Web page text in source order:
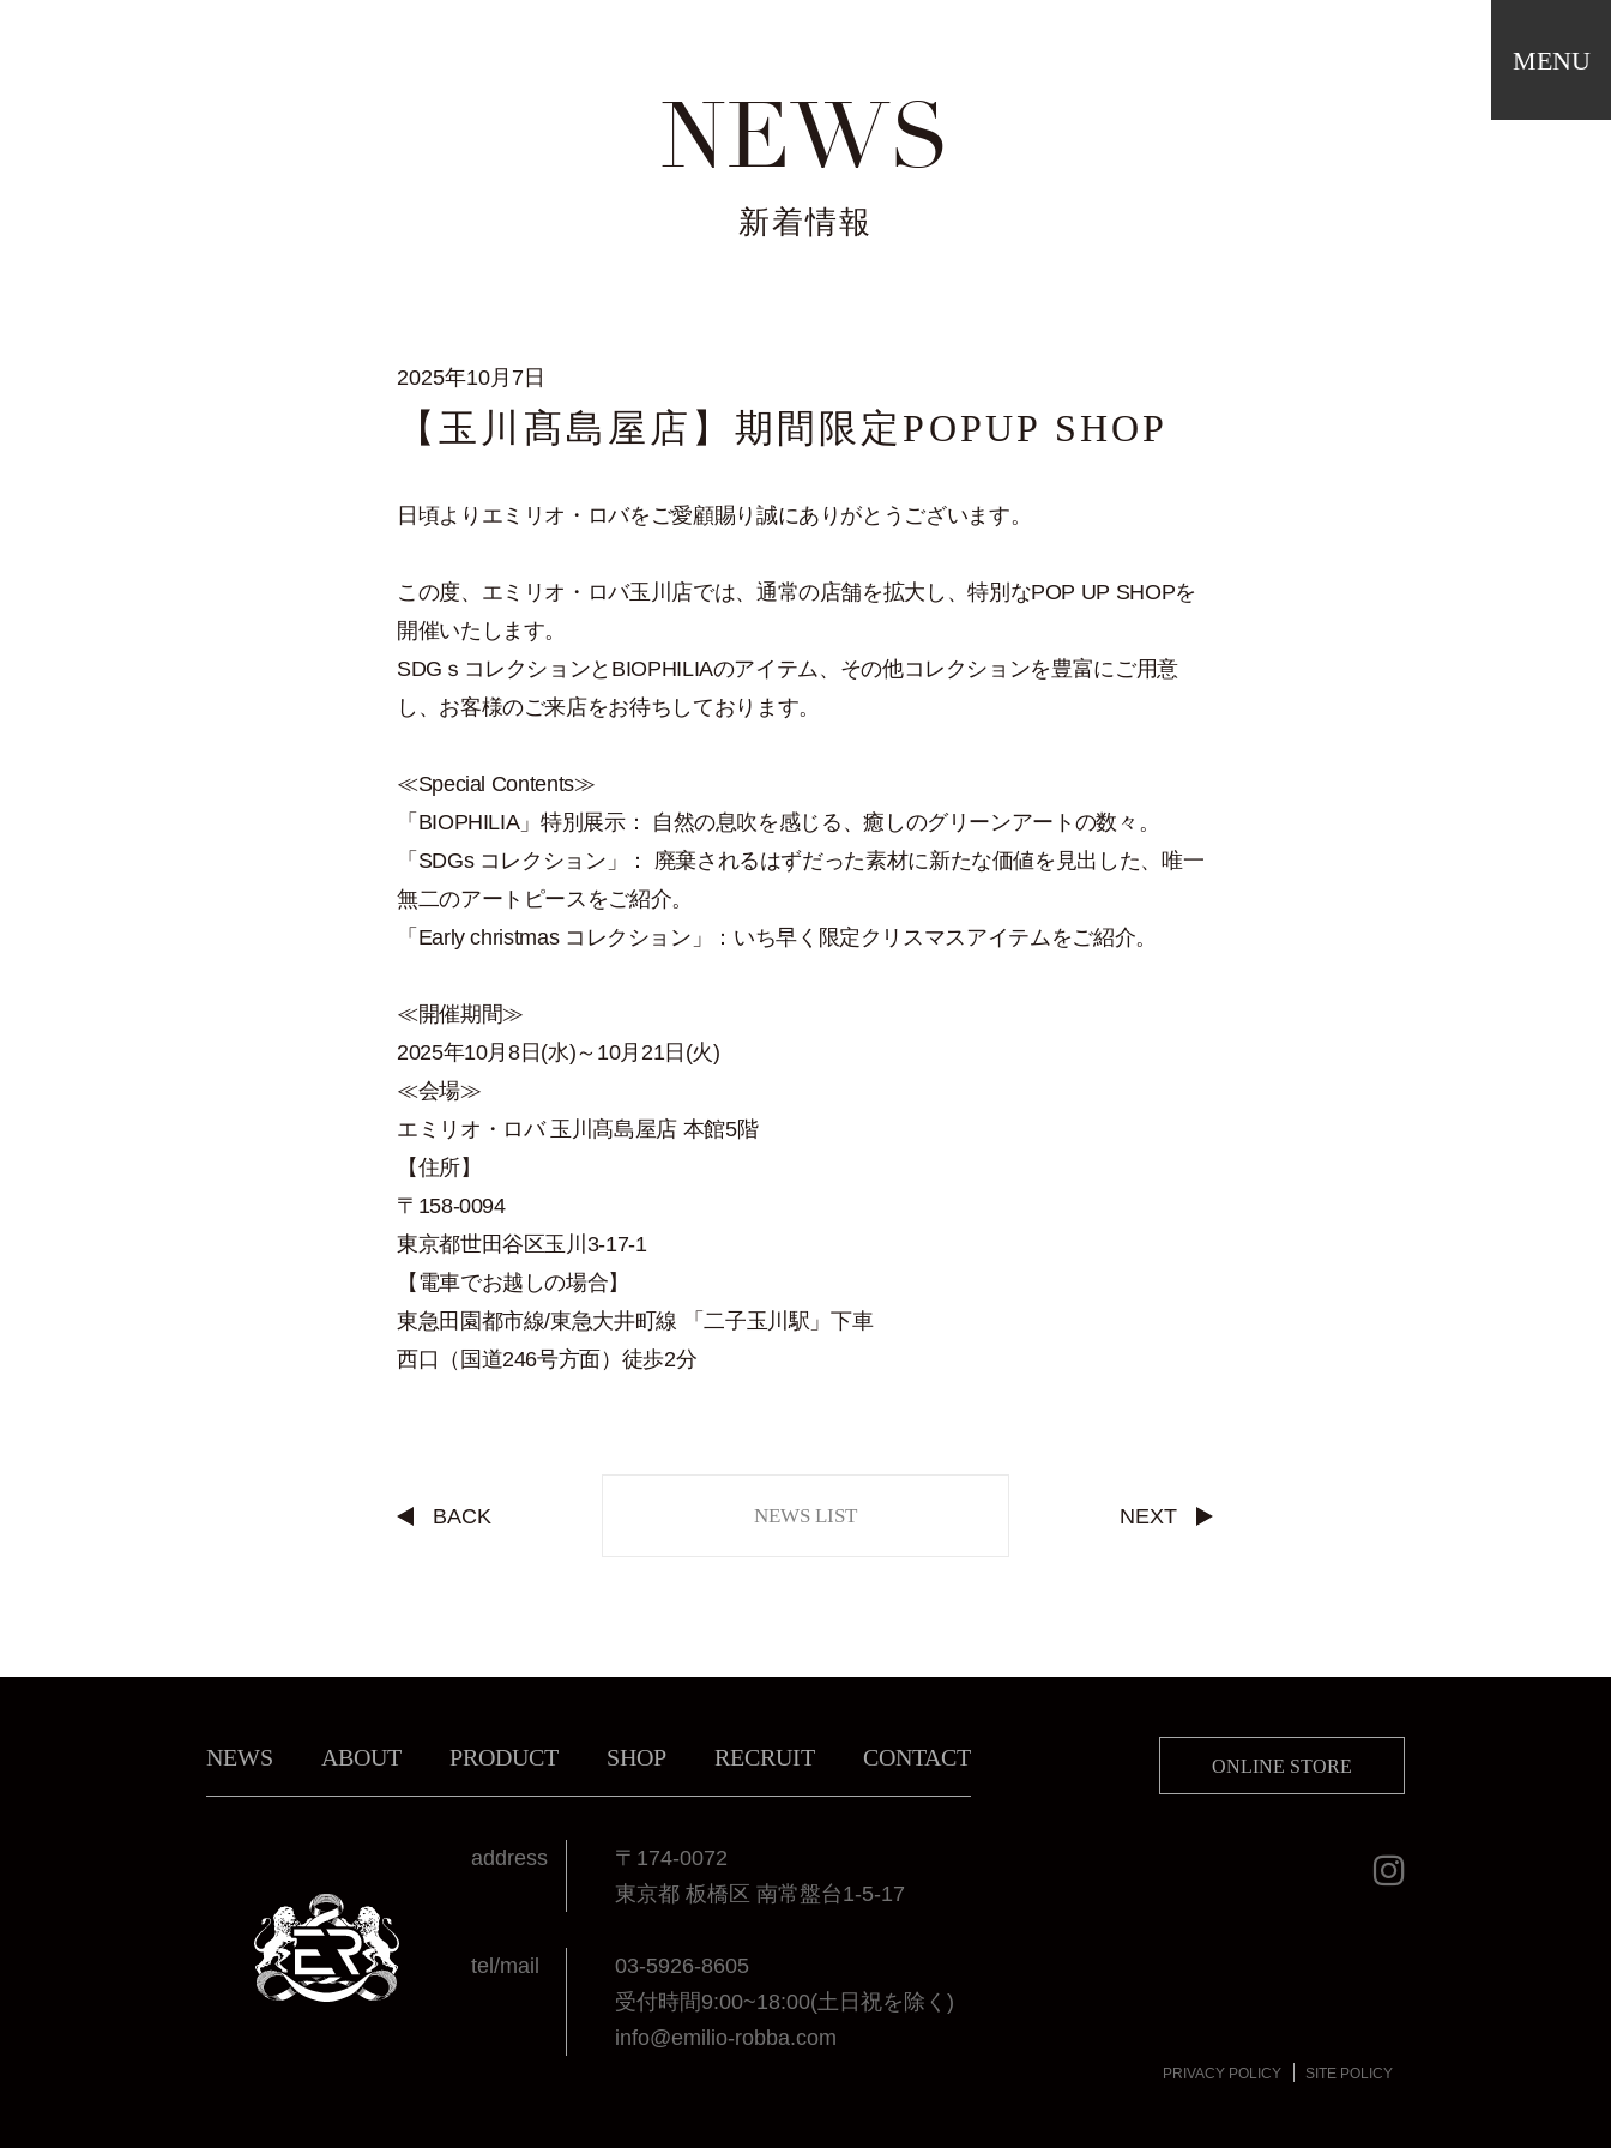
MENU
NEWS
新着情報
2025年10月7日
【玉川髙島屋店】期間限定POPUP SHOP
日頃よりエミリオ・ロバをご愛顧賜り誠にありがとうございます。
この度、エミリオ・ロバ玉川店では、通常の店舗を拡大し、特別なPOP UP SHOPを
開催いたします。
SDGｓコレクションとBIOPHILIAのアイテム、その他コレクションを豊富にご用意
し、お客様のご来店をお待ちしております。
≪Special Contents≫
「BIOPHILIA」特別展示： 自然の息吹を感じる、癒しのグリーンアートの数々。
「SDGs コレクション」： 廃棄されるはずだった素材に新たな価値を見出した、唯一
無二のアートピースをご紹介。
「Early christmas コレクション」：いち早く限定クリスマスアイテムをご紹介。
≪開催期間≫
2025年10月8日(水)～10月21日(火)
≪会場≫
エミリオ・ロバ 玉川髙島屋店 本館5階
【住所】
〒158-0094
東京都世田谷区玉川3-17-1
【電車でお越しの場合】
東急田園都市線/東急大井町線 「二子玉川駅」下車
西口（国道246号方面）徒歩2分
BACK NEWS LIST NEXT
NEWS ABOUT PRODUCT SHOP RECRUIT CONTACT ONLINE STORE
address
〒174-0072
東京都 板橋区 南常盤台1-5-17
tel/mail
03-5926-8605
受付時間9:00~18:00(土日祝を除く)
info@emilio-robba.com
PRIVACY POLICY SITE POLICY